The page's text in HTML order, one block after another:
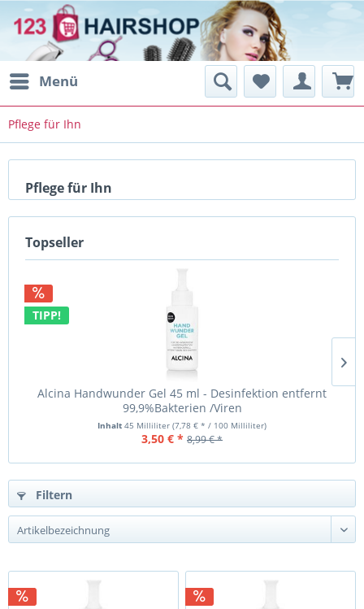
Menü
Pflege für Ihn
Pflege für Ihn
Topseller
TIPP!
Alcina Handwunder Gel 45 ml - Desinfektion entfernt
99,9%Bakterien /Viren
Inhalt 45 Milliliter (7,78 € * / 100 Milliliter)
3,50 € * 8,99 € *
Filtern